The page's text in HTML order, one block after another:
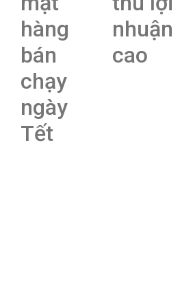
hàng
bán
chạy
ngày
Tết
nhuận
cao